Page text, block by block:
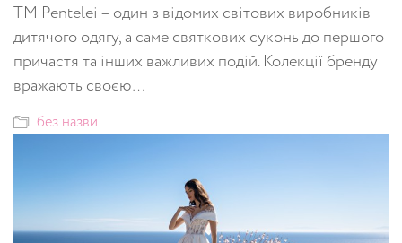
ТМ Pentelei – один з відомих світових виробників
дитячого одягу, а саме святкових суконь до першого
причастя та інших важливих подій. Колекції бренду
вражають своєю…
без назви